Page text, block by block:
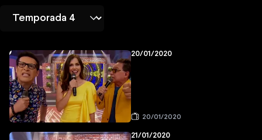
20/01/2020
20/01/2020
21/01/2020